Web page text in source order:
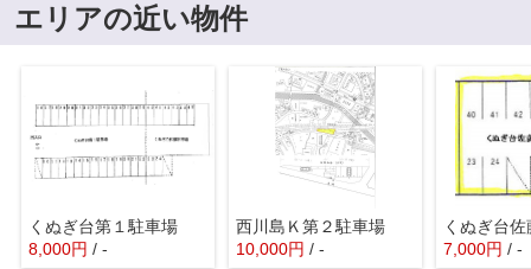
エリアの近い物件
くぬぎ台第１駐車場
8,000円 / -
西川島Ｋ第２駐車場
10,000円 / -
くぬぎ台
7,000円 / -